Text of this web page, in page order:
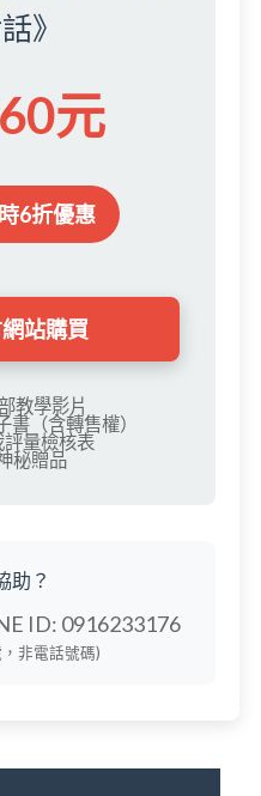
》
元
6折優惠
站購買
教學影片
（含轉售權）
量檢核表
秘贈品
助？
ID: 0916233176
非電話號碼)